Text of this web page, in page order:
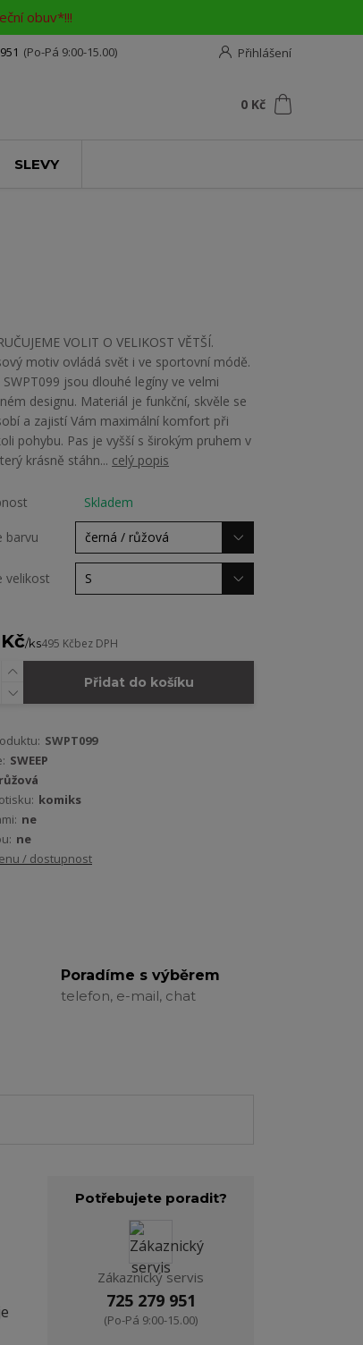
obuv*!!!
Přihlášení
(Po-Pá 9:00-15.00)
0 Kč
SLEVY
VOLIT O VELIKOST VĚTŠÍ.
motiv ovládá svět i ve sportovní módě.
SWPT099 jsou dlouhé legíny ve velmi
designu. Materiál je funkční, skvěle se
a zajistí Vám maximální komfort při
pohybu. Pas je vyšší s širokým pruhem v
krásně stáhn... celý popis
Skladem
barvu
velikost
/ks495 Kčbez DPH
Přidat do košíku
SWPT099
SWEEP
růžová
komiks
ne
ne
/ dostupnost
Poradíme s výběrem
telefon, e-mail, chat
Potřebujete poradit?
Zákaznický servis
725 279 951
(Po-Pá 9:00-15.00)